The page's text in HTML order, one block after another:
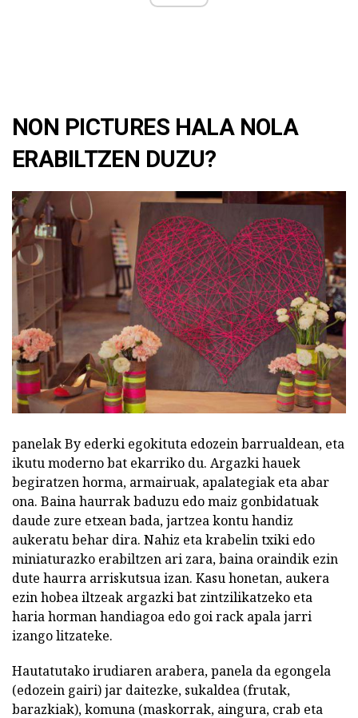
NON PICTURES HALA NOLA
ERABILTZEN DUZU?
panelak By ederki egokituta edozein barrualdean, eta
ikutu moderno bat ekarriko du. Argazki hauek
begiratzen horma, armairuak, apalategiak eta abar
ona. Baina haurrak baduzu edo maiz gonbidatuak
daude zure etxean bada, jartzea kontu handiz
aukeratu behar dira. Nahiz eta krabelin txiki edo
miniaturazko erabiltzen ari zara, baina oraindik ezin
dute haurra arriskutsua izan. Kasu honetan, aukera
ezin hobea iltzeak argazki bat zintzilikatzeko eta
haria horman handiagoa edo goi rack apala jarri
izango litzateke.
Hautatutako irudiaren arabera, panela da egongela
(edozein gairi) jar daitezke, sukaldea (frutak,
barazkiak), komuna (maskorrak, aingura, crab eta